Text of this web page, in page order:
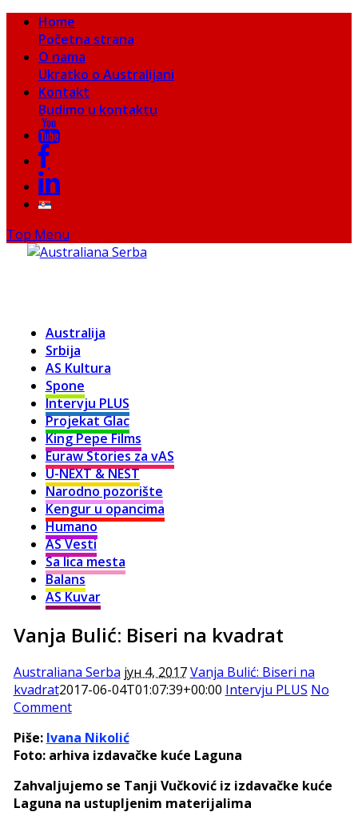
Home
Početna strana
O nama
Ukratko o Australijani
Kontakt
Budimo u kontaktu
Top Menu
Australija
Srbija
AS Kultura
Spone
Intervju PLUS
Projekat Glac
King Pepe Films
Euraw Stories za vAS
U-NEXT & NEST
Narodno pozorište
Kengur u opancima
Humano
AS Vesti
Sa lica mesta
Balans
AS Kuvar
Vanja Bulić: Biseri na kvadrat
Australiana Serba јун 4, 2017Vanja Bulić: Biseri na
kvadrat2017-06-04T01:07:39+00:00 Intervju PLUS No
Comment
Piše: Ivana Nikolić
Foto: arhiva izdavačke kuće Laguna
Zahvaljujemo se Tanji Vučković iz izdavačke kuće
Laguna na ustupljenim materijalima